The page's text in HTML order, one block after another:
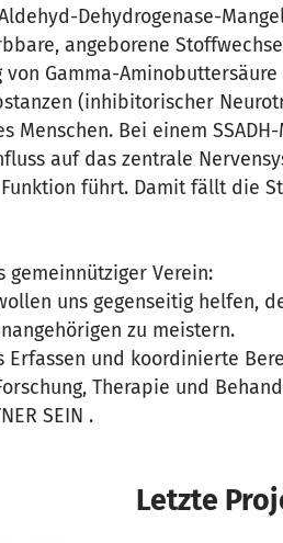
Dehydrogenase-
angeborene
von Gamma-
(inhibitorischer
Menschen. Bei einem
auf das zentrale
führt. Damit fällt die
gemeinnütziger Verein:
uns gegenseitig helfen,
zu meistern.
Erfassen und koordinierte
Therapie und
SEIN .
Letzte